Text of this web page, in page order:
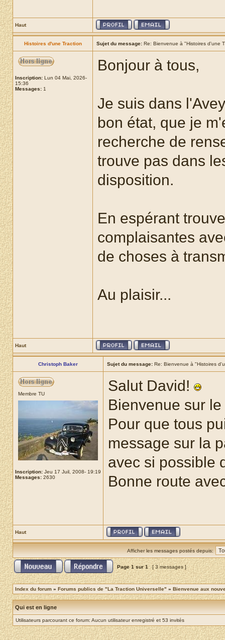
Haut
Histoires d'une Traction Sujet du message: Re: Bienvenue à "Histoires d'une
Inscription: Lun 04 Mai, 2026-
15:36
Messages: 1
Bonjour à tous,
Je suis dans
bon état, que je
recherche de
trouve pas dans
disposition.
En espérant
complaisantes
de choses à
Au plaisir...
Haut
Christoph Baker Sujet du message: Re: Bienvenue à "Histoires
Membre TU
Inscription: Jeu 17 Juil, 2008- 19:19
Messages: 2630
Salut David!
Bienvenue sur
Pour que tous
message sur la
avec si possible
Bonne route
Haut
Afficher les messages postés depuis:
Page1sur1 [ 3 messages ]
Index du forum » Forums publics de "La Traction Universelle" » Bienvenue aux
Qui est en ligne
Utilisateurs parcourant ce forum: Aucun utilisateur enregistré et 53 invités